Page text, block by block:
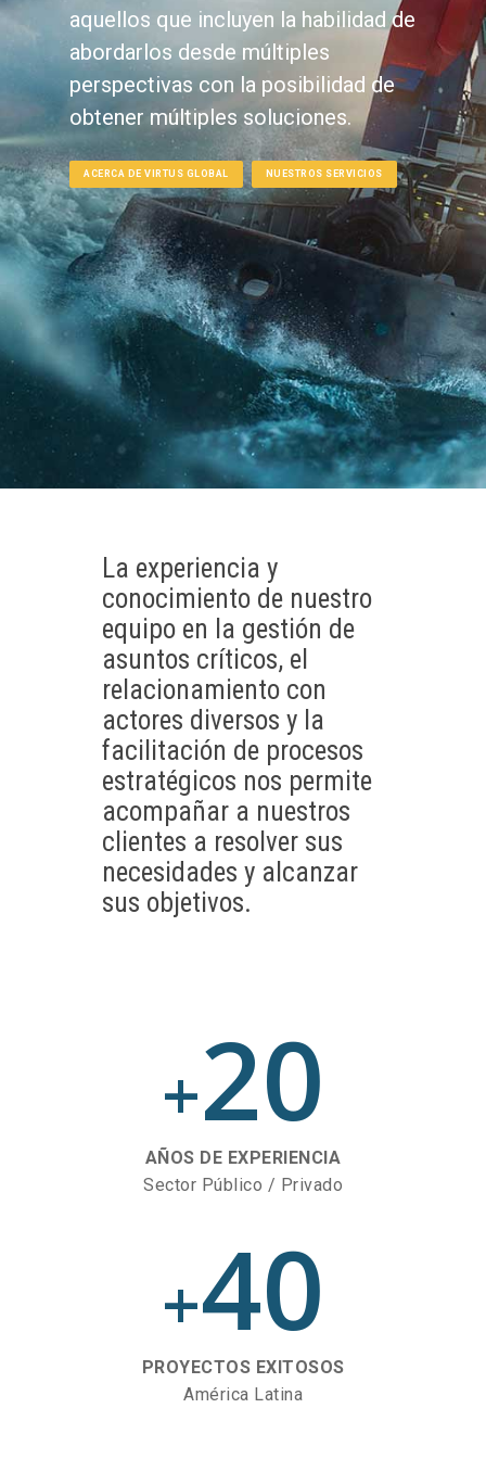
aquellos que incluyen la habilidad de
abordarlos desde múltiples
perspectivas con la posibilidad de
obtener múltiples soluciones.
ACERCA DE VIRTUS GLOBAL NUESTROS SERVICIOS
La experiencia y
conocimiento de nuestro
equipo en la gestión de
asuntos críticos, el
relacionamiento con
actores diversos y la
facilitación de procesos
estratégicos nos permite
acompañar a nuestros
clientes a resolver sus
necesidades y alcanzar
sus objetivos.
+20
AÑOS DE EXPERIENCIA
Sector Público / Privado
+40
PROYECTOS EXITOSOS
América Latina